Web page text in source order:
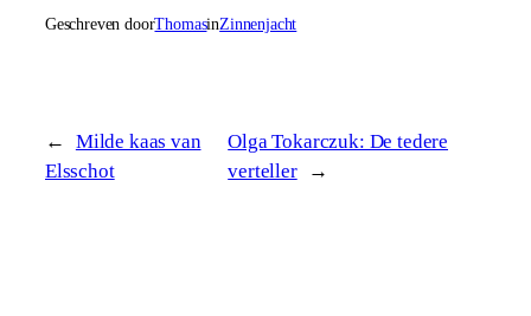
Geschreven doorThomasinZinnenjacht
←
Milde kaas van
Elsschot
Olga Tokarczuk: De tedere
verteller
→